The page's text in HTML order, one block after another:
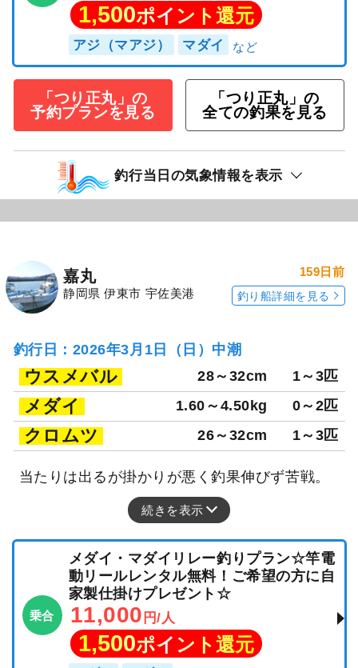
1,500ポイント還元
アジ（マアジ） マダイ
「つり正丸」の
予約プランを見る
「つり正丸」の
全ての釣果を見る
釣行当日の気象情報を表示
嘉丸
静岡県 伊東市 宇佐美港
159日前
釣り船詳細を見る
釣行日：2026年3月1日（日）中潮
ウスメバル 28～32cm 1～3匹
メダイ 1.60～4.50kg 0～2匹
クロムツ 26～32cm 1～3匹
当たりは出るが掛かりが悪く釣果伸びず苦戦。
続きを表示
乗合
メダイ・マダイリレー釣りプラン☆竿電
動リールレンタル無料！ご希望の方に自
家製仕掛けプレゼント☆
11,000 円/人
1,500ポイント還元